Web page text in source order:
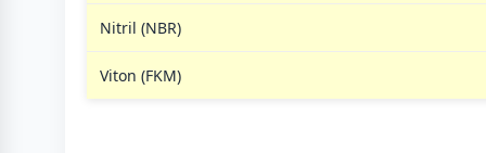
Nitril (NBR)
Viton (FKM)